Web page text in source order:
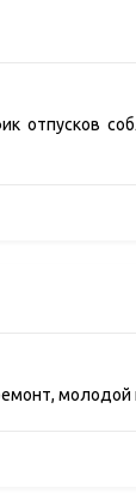
отпусков
молодой